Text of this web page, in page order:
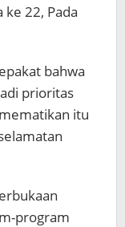
22, Pada
bahwa
prioritas
itu
program